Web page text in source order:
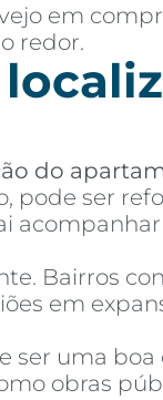
em
redor.
do
pode ser
Bairros
em
ser uma
obras